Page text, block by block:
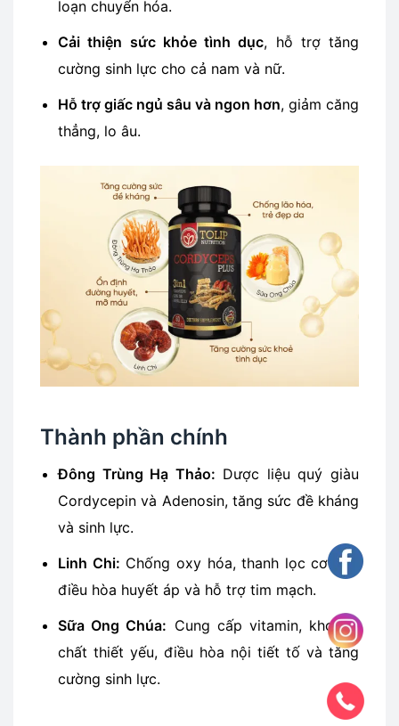
loạn chuyển hóa.
Cải thiện sức khỏe tình dục, hỗ trợ tăng
cường sinh lực cho cả nam và nữ.
Hỗ trợ giấc ngủ sâu và ngon hơn, giảm căng
thẳng, lo âu.
Thành phần chính
Đông Trùng Hạ Thảo: Dược liệu quý giàu
Cordycepin và Adenosin, tăng sức đề kháng
và sinh lực.
Linh Chi: Chống oxy hóa, thanh lọc cơ thể,
điều hòa huyết áp và hỗ trợ tim mạch.
Sữa Ong Chúa: Cung cấp vitamin, khoáng
chất thiết yếu, điều hòa nội tiết tố và tăng
cường sinh lực.